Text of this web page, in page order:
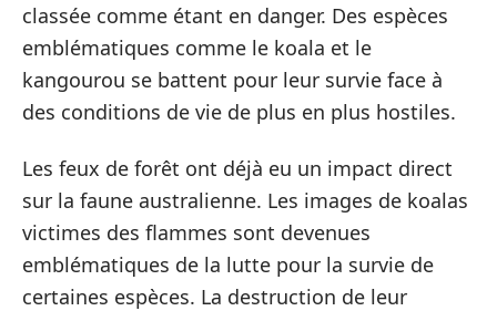
classée comme étant en danger. Des espèces
emblématiques comme le koala et le
kangourou se battent pour leur survie face à
des conditions de vie de plus en plus hostiles.
Les feux de forêt ont déjà eu un impact direct
sur la faune australienne. Les images de koalas
victimes des flammes sont devenues
emblématiques de la lutte pour la survie de
certaines espèces. La destruction de leur